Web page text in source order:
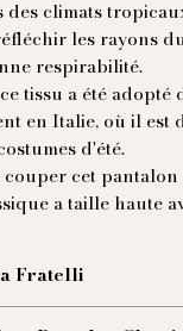
des climats
les rayons
respirabilité.
tissu a été adopté
en Italie, où il est
d'été.
couper cet pantalon
a taille haute
Fratelli